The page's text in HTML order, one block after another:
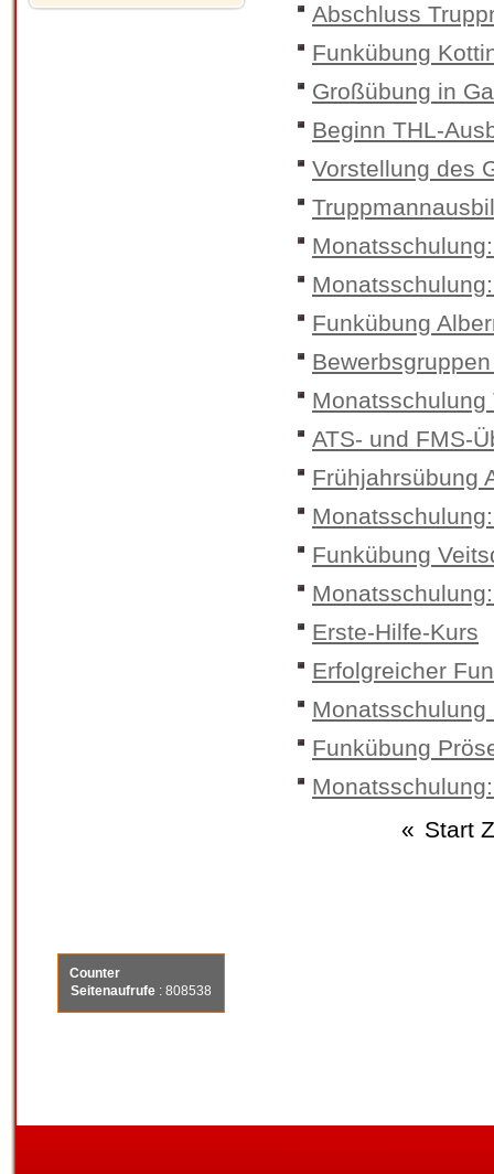
Abschluss
Funkübung
Großübung in
Beginn THL-
Vorstellung des
Funkübung
Monatsschulung
ATS- und FMS-
Frühjahrsübung
Funkübung
Erste-Hilfe-Kurs
Erfolgreicher
Funkübung
« Start
Counter
Seitenaufrufe : 808538